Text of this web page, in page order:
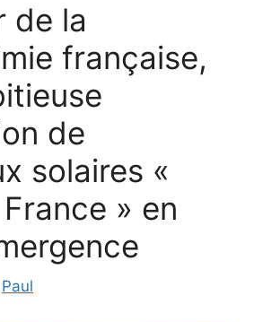
de la
française,
de
solaires «
» en
Paul